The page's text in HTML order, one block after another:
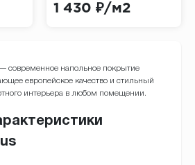
1 430 ₽/м2
современное напольное покрытие
европейское качество и стильный
интерьера в любом помещении.